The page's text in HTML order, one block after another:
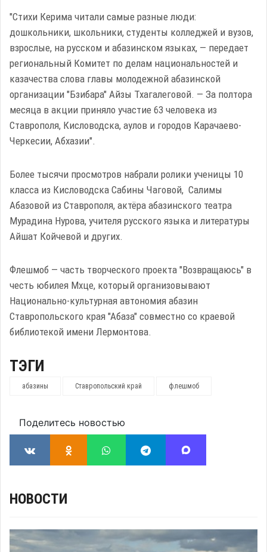
"Стихи Керима читали самые разные люди:
дошкольники, школьники, студенты колледжей и вузов,
взрослые, на русском и абазинском языках, — передает
региональный Комитет по делам национальностей и
казачества слова главы молодежной абазинской
организации "Бзибара" Айзы Тхагалеговой. — За полтора
месяца в акции приняло участие 63 человека из
Ставрополя, Кисловодска, аулов и городов Карачаево-
Черкесии, Абхазии".
Более тысячи просмотров набрали ролики ученицы 10
класса из Кисловодска Сабины Чаговой, Салимы
Абазовой из Ставрополя, актёра абазинского театра
Мурадина Нурова, учителя русского языка и литературы
Айшат Койчевой и других.
Флешмоб — часть творческого проекта "Возвращаюсь" в
честь юбилея Мхце, который организовывают
Национально-культурная автономия абазин
Ставропольского края "Абаза" совместно со краевой
библиотекой имени Лермонтова.
ТЭГИ
абазины Ставропольский край флешмоб
Поделитесь новостью
НОВОСТИ